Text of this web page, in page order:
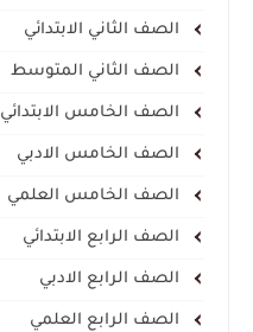
الصف الثاني الابتدائي
الصف الثاني المتوسط
الصف الخامس الابتدائي
الصف الخامس الادبي
الصف الخامس العلمي
الصف الرابع الابتدائي
الصف الرابع الادبي
الصف الرابع العلمي